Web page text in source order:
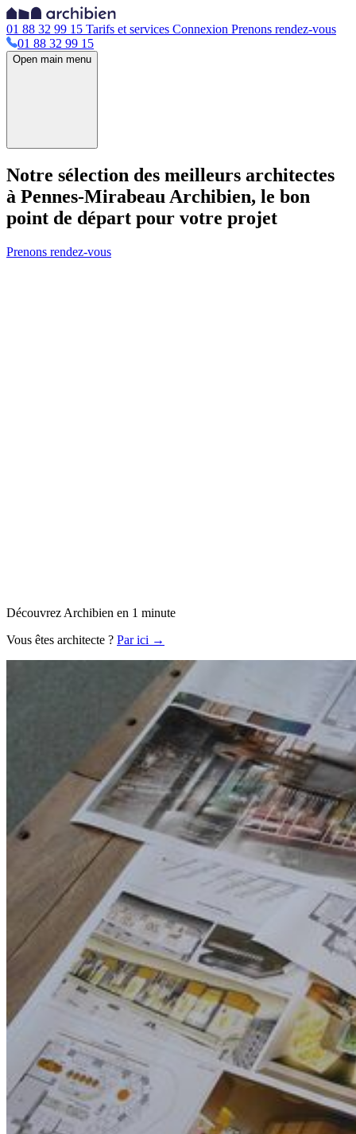
01 88 32 99 15 Tarifs et services Connexion Prenons rendez-vous
01 88 32 99 15
Open main menu
Notre sélection des meilleurs architectes
à Pennes-Mirabeau Archibien, le bon
point de départ pour votre projet
Prenons rendez-vous
Découvrez Archibien en 1 minute
Vous êtes architecte ? Par ici →